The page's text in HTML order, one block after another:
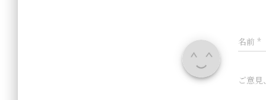
名前 *
ご意